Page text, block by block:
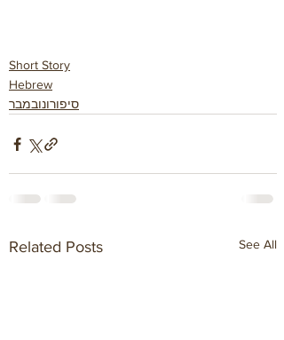
Short Story
Hebrew
סיפורונובמבר
Related Posts See All